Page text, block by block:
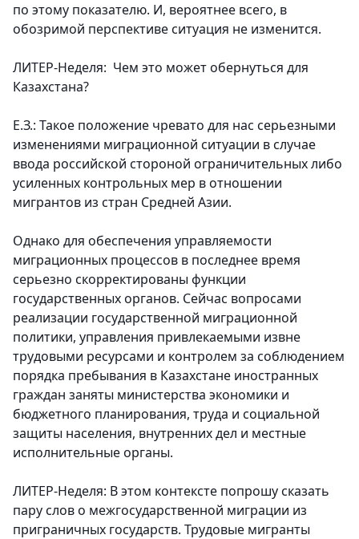
по этому показателю. И, вероятнее всего, в
обозримой перспективе ситуация не изменится.
ЛИТЕР-Неделя: Чем это может обернуться для
Казахстана?
Е.З.: Такое положение чревато для нас серьезными
изменениями миграционной ситуации в случае
ввода российской стороной ограничительных либо
усиленных контрольных мер в отношении
мигрантов из стран Средней Азии.
Однако для обеспечения управляемости
миграционных процессов в последнее время
серьезно скорректированы функции
государственных органов. Сейчас вопросами
реализации государственной миграционной
политики, управления привлекаемыми извне
трудовыми ресурсами и контролем за соблюдением
порядка пребывания в Казахстане иностранных
граждан заняты министерства экономики и
бюджетного планирования, труда и социальной
защиты населения, внутренних дел и местные
исполнительные органы.
ЛИТЕР-Неделя: В этом контексте попрошу сказать
пару слов о межгосударственной миграции из
приграничных государств. Трудовые мигранты